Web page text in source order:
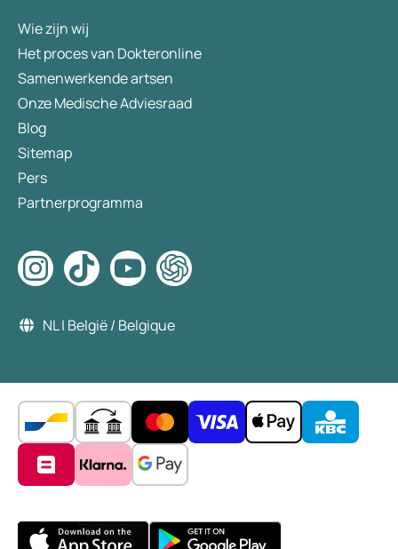
Wie zijn wij
Het proces van Dokteronline
Samenwerkende artsen
Onze Medische Adviesraad
Blog
Sitemap
Pers
Partnerprogramma
NL | België / Belgique